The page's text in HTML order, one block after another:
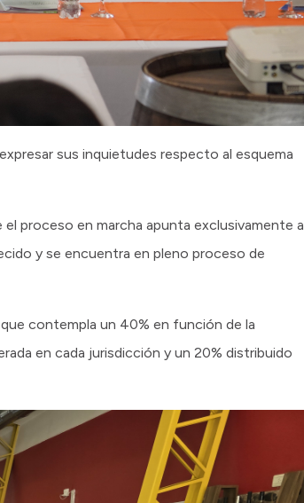
sus inquietudes respecto al esquema
proceso en marcha apunta exclusivamente a
y se encuentra en pleno proceso de
contempla un 40% en función de la
en cada jurisdicción y un 20% distribuido